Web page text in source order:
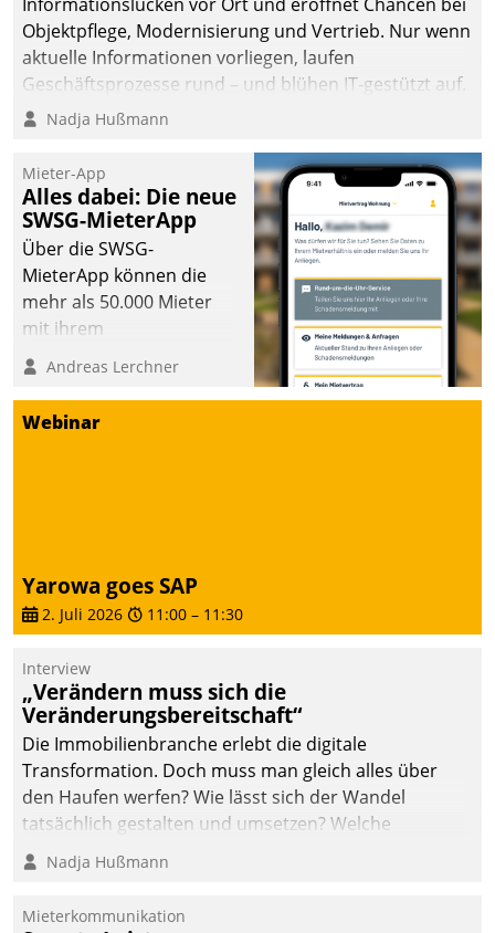
Objektpflege, Modernisierung und Vertrieb. Nur wenn
aktuelle Informationen vorliegen, laufen
Geschäftsprozesse rund – und blühen IT-gestützt auf.
Nadja Hußmann
Mieter-App
Alles dabei: Die neue
SWSG-MieterApp
Über die SWSG-
MieterApp können die
mehr als 50.000 Mieter
mit ihrem
Wohnungsunternehmen
kommunizieren, auf dem
Laufenden bleiben, Daten
einsehen und ändern
Andreas Lerchner
Webinar
Yarowa goes SAP
2. Juli 2026 11:00 – 11:30
Interview
„Verändern muss sich die
Veränderungsbereitschaft“
Die Immobilienbranche erlebt die digitale
Transformation. Doch muss man gleich alles über
den Haufen werfen? Wie lässt sich der Wandel
tatsächlich gestalten und umsetzen? Welche
Argumente zählen wirklich?
Nadja Hußmann
Mieterkommunikation